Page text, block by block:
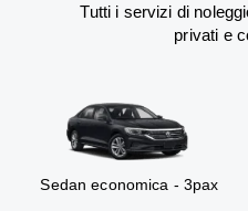
Tutti i servizi di
privati e
Sedan economica - 3pax